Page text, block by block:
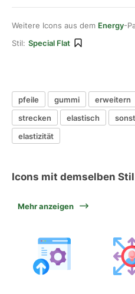
Weitere Icons aus dem Energy-
Stil: Special Flat
pfeile gummi erweitern
strecken
elastisch
elastizität
Icons mit demselben
Mehr anzeigen